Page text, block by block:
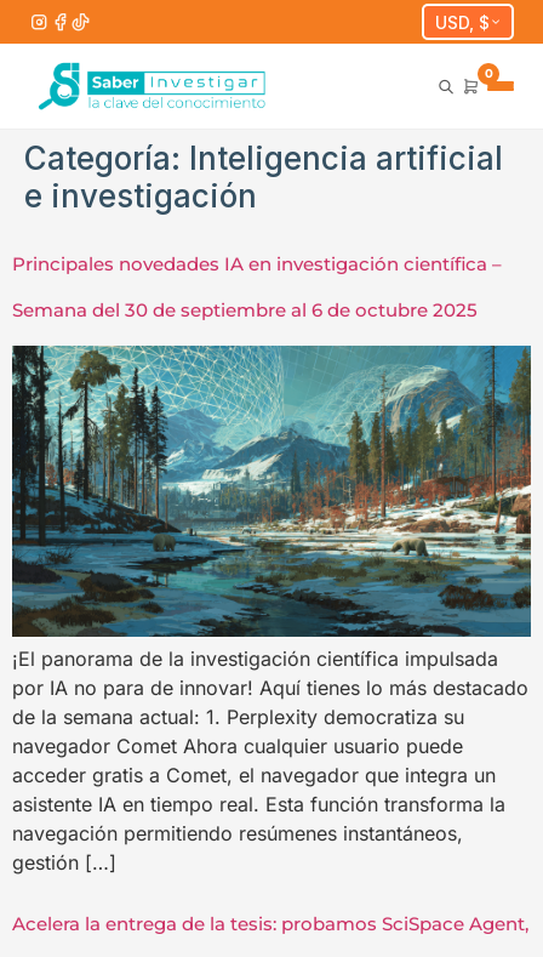
USD, $
0
Categoría: Inteligencia artificial
e investigación
Principales novedades IA en investigación científica –
Semana del 30 de septiembre al 6 de octubre 2025
¡El panorama de la investigación científica impulsada
por IA no para de innovar! Aquí tienes lo más destacado
de la semana actual: 1. Perplexity democratiza su
navegador Comet Ahora cualquier usuario puede
acceder gratis a Comet, el navegador que integra un
asistente IA en tiempo real. Esta función transforma la
navegación permitiendo resúmenes instantáneos,
gestión […]
Acelera la entrega de la tesis: probamos SciSpace Agent,